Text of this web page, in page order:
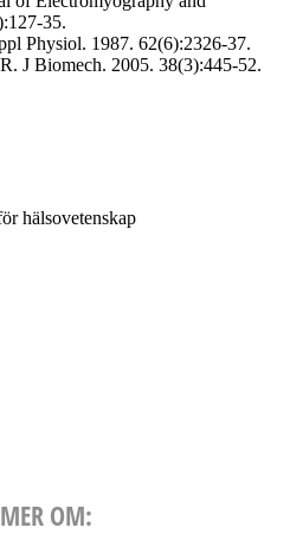
35.
Physiol. 1987. 62(6):2326-37.
J Biomech. 2005. 38(3):445-52.
hälsovetenskap
OM: